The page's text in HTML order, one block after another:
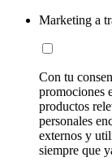
Marketing a
Con tu
promociones
productos
personales
externos y
siempre que